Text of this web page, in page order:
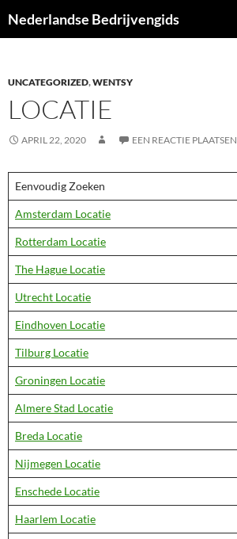
naar
Nederlandse Bedrijvengids
UNCATEGORIZED,WENTSY
LOCATIE
APRIL 22, 2020 EEN REACTIE PLAATSEN
Eenvoudig Zoeken
Amsterdam Locatie
Rotterdam Locatie
The Hague Locatie
Utrecht Locatie
Eindhoven Locatie
Tilburg Locatie
Groningen Locatie
Almere Stad Locatie
Breda Locatie
Nijmegen Locatie
Enschede Locatie
Haarlem Locatie